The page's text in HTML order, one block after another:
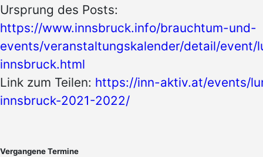
Ursprung des Posts:
https://www.innsbruck.info/brauchtum-und-
events/veranstaltungskalender/detail/event/
innsbruck.html
Link zum Teilen: https://inn-aktiv.at/events/
innsbruck-2021-2022/
Vergangene Termine